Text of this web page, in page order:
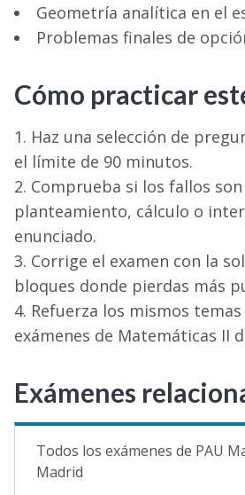
Geometría analítica en el
Problemas finales de
Cómo practicar
Haz una selección de
el límite de 90 minutos.
Comprueba si los fallos son
planteamiento, cálculo o
enunciado.
Corrige el examen con la
bloques donde pierdas más
Refuerza los mismos
exámenes de Matemáticas II
Exámenes
Todos los exámenes de PAU
Madrid